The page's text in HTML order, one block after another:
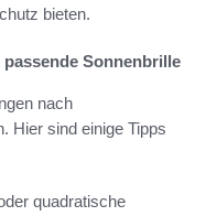
bieten.
Sonnenbrille
nach
Hier sind einige Tipps
quadratische